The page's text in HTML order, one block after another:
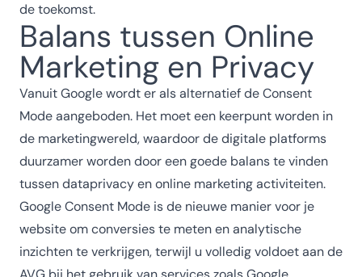
de toekomst.
Balans tussen Online
Marketing en Privacy
Vanuit Google wordt er als alternatief de Consent
Mode aangeboden. Het moet een keerpunt worden in
de marketingwereld, waardoor de digitale platforms
duurzamer worden door een goede balans te vinden
tussen dataprivacy en online marketing activiteiten.
Google Consent Mode is de nieuwe manier voor je
website om conversies te meten en analytische
inzichten te verkrijgen, terwijl u volledig voldoet aan de